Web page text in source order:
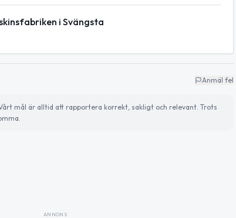
i Svängsta
Anmäl fel
mål är alltid att rapportera korrekt, sakligt och relevant. Trots
ANNONS